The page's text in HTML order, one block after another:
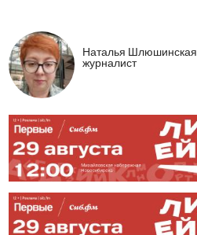
Наталья Шлюшинская
журналист